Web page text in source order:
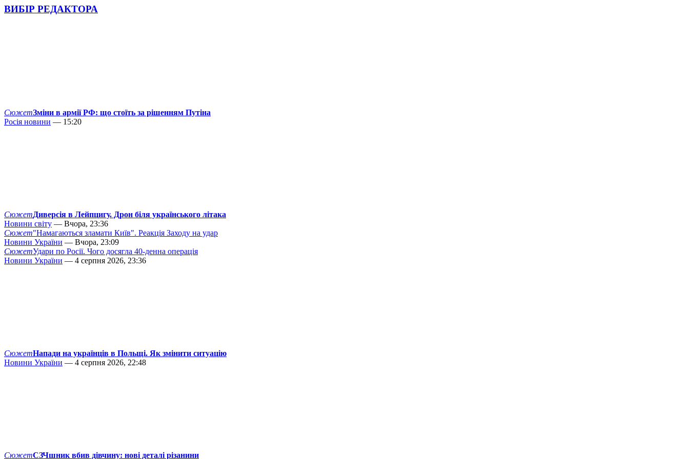
ВИБІР РЕДАКТОРА
СюжетЗміни в армії РФ: що стоїть за рішенням Путіна
Росія новини — 15:20
СюжетДиверсія в Лейпцигу. Дрон біля українського літака
Новини світу — Вчора, 23:36
Сюжет"Намагаються зламати Київ". Реакція Заходу на удар
Новини України — Вчора, 23:09
СюжетУдари по Росії. Чого досягла 40-денна операція
Новини України — 4 серпня 2026, 23:36
СюжетНапади на українців в Польщі. Як змінити ситуацію
Новини України — 4 серпня 2026, 22:48
СюжетСЗЧшник вбив дівчину: нові деталі різанини